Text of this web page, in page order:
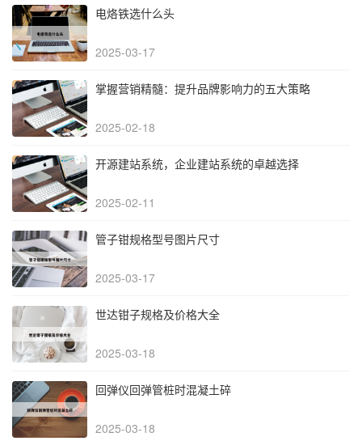
电烙铁选什么头
2025-03-17
掌握营销精髓：提升品牌影响力的五大策略
2025-02-18
开源建站系统，企业建站系统的卓越选择
2025-02-11
管子钳规格型号图片尺寸
2025-03-17
世达钳子规格及价格大全
2025-03-18
回弹仪回弹管桩时混凝土碎
2025-03-18